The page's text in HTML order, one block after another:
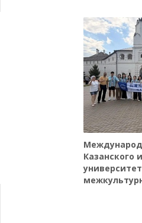
Казанского